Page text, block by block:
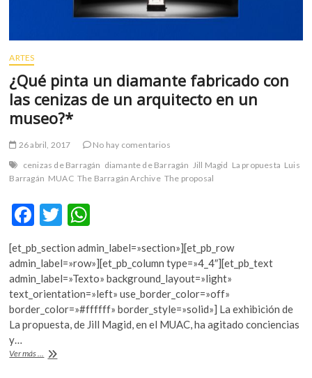
ARTES
¿Qué pinta un diamante fabricado con
las cenizas de un arquitecto en un
museo?*
26 abril, 2017
No hay comentarios
cenizas de Barragán diamante de Barragán Jill Magid La propuesta Luis
Barragán MUAC The Barragán Archive The proposal
F
e
b
o
o
k
T
itt
er
at
s
A
p
[et_pb_section admin_label=»section»][et_pb_row
admin_label=»row»][et_pb_column type=»4_4″][et_pb_text
admin_label=»Texto» background_layout=»light»
text_orientation=»left» use_border_color=»off»
border_color=»#ffffff» border_style=»solid»] La exhibición de
La propuesta, de Jill Magid, en el MUAC, ha agitado conciencias
y…
Ver más ...
¿Qué